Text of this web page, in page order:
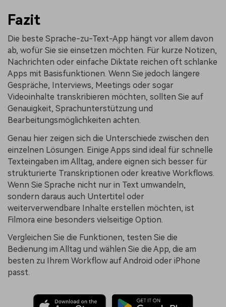
Fazit
Die beste Sprache-zu-Text-App hängt vor allem davon
ab, wofür Sie sie einsetzen möchten. Für kurze Notizen,
Nachrichten oder einfache Diktate reichen oft schlanke
Apps mit Basisfunktionen. Wenn Sie jedoch längere
Gespräche, Interviews, Meetings oder sogar
Videoinhalte transkribieren möchten, sollten Sie auf
Genauigkeit, Sprachunterstützung und
Bearbeitungsmöglichkeiten achten.
Genau hier zeigen sich die Unterschiede zwischen den
einzelnen Lösungen. Einige Apps sind ideal für schnelle
Texteingaben im Alltag, andere eignen sich besser für
strukturierte Transkriptionen oder kreative Workflows.
Wenn Sie Sprache nicht nur in Text umwandeln,
sondern daraus auch Untertitel oder
weiterverwendbare Inhalte erstellen möchten, ist
Filmora eine besonders vielseitige Option.
Vergleichen Sie die Funktionen, testen Sie die
Bedienung im Alltag und wählen Sie die App, die am
besten zu Ihrem Workflow auf Android oder iPhone
passt.